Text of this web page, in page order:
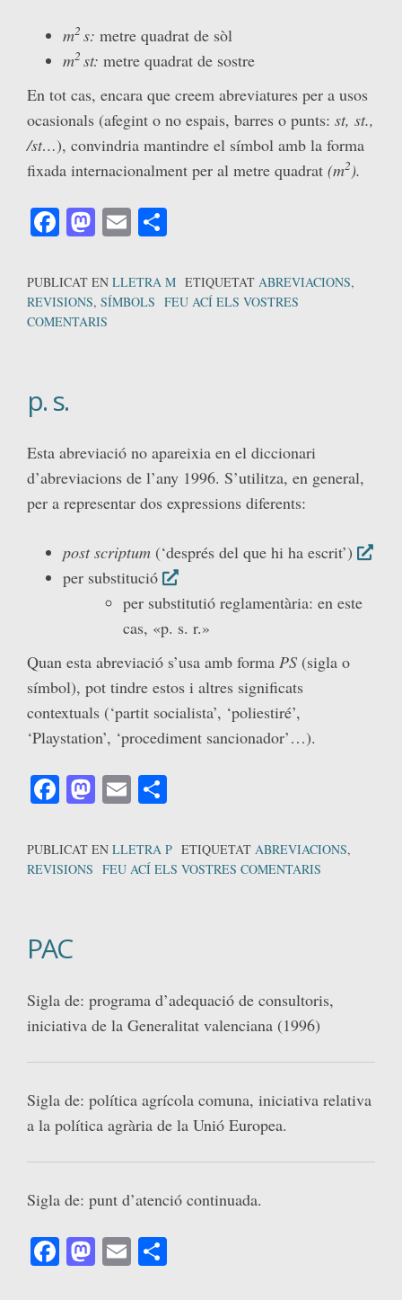
m2 s: metre quadrat de sòl
m2 st: metre quadrat de sostre
En tot cas, encara que creem abreviatures per a usos
ocasionals (afegint o no espais, barres o punts: st, st.,
/st…), convindria mantindre el símbol amb la forma
fixada internacionalment per al metre quadrat (m2).
Facebook
Mastodon
Email
PUBLICAT EN LLETRA M ETIQUETAT ABREVIACIONS,
REVISIONS, SÍMBOLS FEU ACÍ ELS VOSTRES
COMENTARIS
p. s.
Esta abreviació no apareixia en el diccionari
d’abreviacions de l’any 1996. S’utilitza, en general,
per a representar dos expressions diferents:
post scriptum (‘després del que hi ha escrit’)
per substitució
per substitutió reglamentària: en este
cas, «p. s. r.»
Quan esta abreviació s’usa amb forma PS (sigla o
símbol), pot tindre estos i altres significats
contextuals (‘partit socialista’, ‘poliestiré’,
‘Playstation’, ‘procediment sancionador’…).
Facebook
Mastodon
Email
PUBLICAT EN LLETRA P ETIQUETAT ABREVIACIONS,
REVISIONS FEU ACÍ ELS VOSTRES COMENTARIS
PAC
Sigla de: programa d’adequació de consultoris,
iniciativa de la Generalitat valenciana (1996)
Sigla de: política agrícola comuna, iniciativa relativa
a la política agrària de la Unió Europea.
Sigla de: punt d’atenció continuada.
Facebook
Mastodon
Email